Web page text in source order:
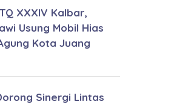
XXXIV Kalbar,
Usung Mobil Hias
Kota Juang
Sinergi Lintas